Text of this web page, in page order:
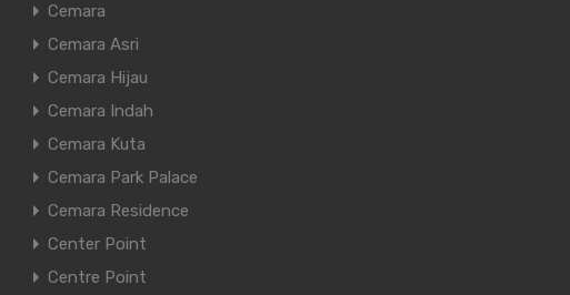
Cemara
Cemara Asri
Cemara Hijau
Cemara Indah
Cemara Kuta
Cemara Park Palace
Cemara Residence
Center Point
Centre Point